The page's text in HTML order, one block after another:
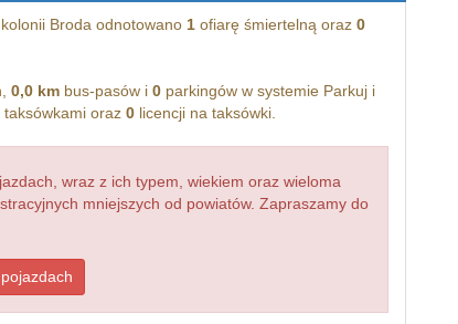
Broda odnotowano 1ofiarę śmiertelną oraz 0
0,0 kmbus-pasów i 0parkingów w systemie Parkuj i
oraz 0licencji na taksówki.
wraz z ich typem, wiekiem oraz wieloma
mniejszych od powiatów. Zapraszamy do